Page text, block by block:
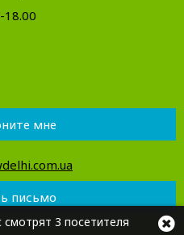
мне
письмо
3 посетителя